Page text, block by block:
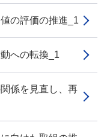
の評価の推進_1
への転換_1
係を見直し、再